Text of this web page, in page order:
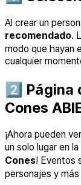
Al crear un
recomendado.
modo que hayan
cualquier
2️⃣
Cones
¡Ahora pueden
un solo lugar en la
Cones! Eventos
personajes y